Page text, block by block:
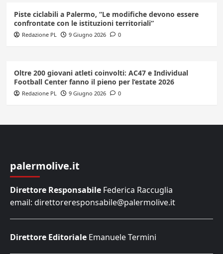
Piste ciclabili a Palermo, “Le modifiche devono essere
confrontate con le istituzioni territoriali”
Redazione PL 9 Giugno 2026 0
Oltre 200 giovani atleti coinvolti: AC47 e Individual
Football Center fanno il pieno per l’estate 2026
Redazione PL 9 Giugno 2026 0
palermolive.it
Direttore Responsabile Federica Raccuglia
email: direttoreresponsabile@palermolive.it
Direttore Editoriale Emanuele Termini